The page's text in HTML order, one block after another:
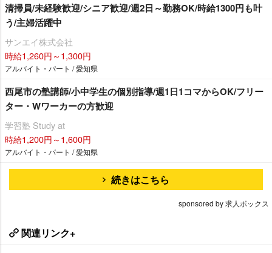
清掃員/未経験歓迎/シニア歓迎/週2日～勤務OK/時給1300円も叶
う/主婦活躍中
サンエイ株式会社
時給1,260円～1,300円
アルバイト・パート / 愛知県
西尾市の塾講師/小中学生の個別指導/週1日1コマからOK/フリー
ター・Wワーカーの方歓迎
学習塾 Study at
時給1,200円～1,600円
アルバイト・パート / 愛知県
続きはこちら
sponsored by 求人ボックス
関連リンク+